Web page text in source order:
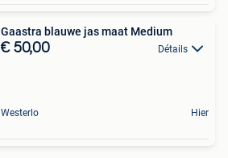
Gaastra blauwe jas maat Medium
€ 50,00 Détails
Westerlo Hier